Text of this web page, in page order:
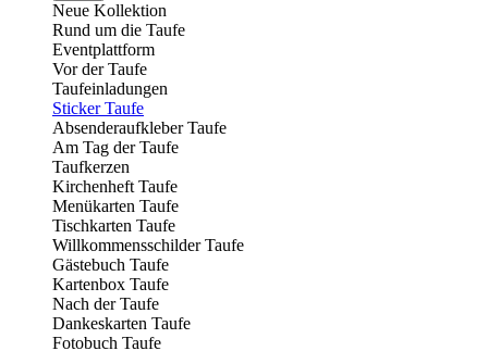
Neue Kollektion
Rund um die Taufe
Eventplattform
Vor der Taufe
Taufeinladungen
Sticker Taufe
Absenderaufkleber Taufe
Am Tag der Taufe
Taufkerzen
Kirchenheft Taufe
Menükarten Taufe
Tischkarten Taufe
Willkommensschilder Taufe
Gästebuch Taufe
Kartenbox Taufe
Nach der Taufe
Dankeskarten Taufe
Fotobuch Taufe